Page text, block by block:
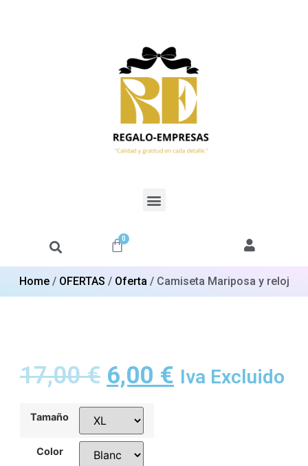
0
Home/ OFERTAS / Oferta / Camiseta Mariposa y reloj
17,00€ 6,00 € Iva Excluido
Tamaño
Color